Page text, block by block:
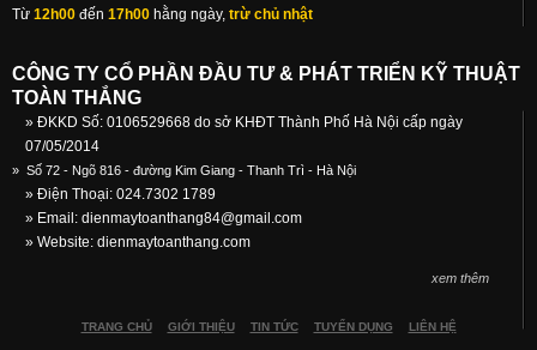
Từ 12h00 đến 17h00 hằng ngày, trừ chủ nhật
CÔNG TY CỔ PHẦN ĐẦU TƯ & PHÁT TRIỂN KỸ THUẬT
TOÀN THẮNG
» ĐKKD Số: 0106529668 do sở KHĐT Thành Phố Hà Nội cấp ngày
07/05/2014
» Số 72 - Ngõ 816 - đường Kim Giang - Thanh Trì - Hà Nội
» Điện Thoại: 024.7302 1789
» Email: dienmaytoanthang84@gmail.com
» Website: dienmaytoanthang.com
xem thêm
TRANG CHỦ GIỚI THIỆU TIN TỨC TUYỂN DỤNG LIÊN HỆ